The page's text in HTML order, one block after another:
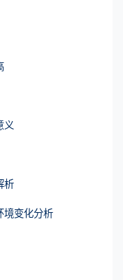
义
析
境变化分析